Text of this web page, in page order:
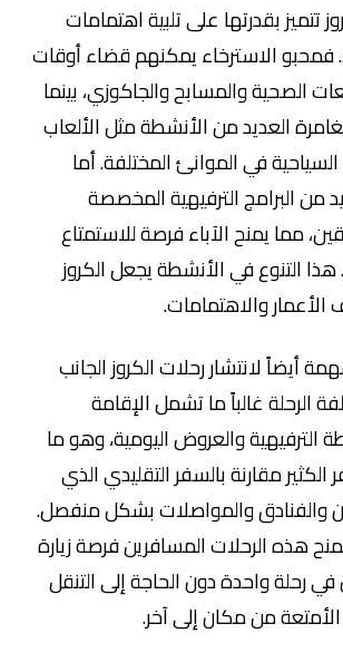
تتميز بقدرتها على تلبية اهتمامات
فمحبو الاسترخاء يمكنهم قضاء أوقات
الصحية والمسابح والجاكوزي، بينما
العديد من الأنشطة مثل الألعاب
السياحية في الموانئ المختلفة. أما
من البرامج الترفيهية المخصصة
مما يمنح الآباء فرصة للاستمتاع
هذا التنوع في الأنشطة يجعل الكروز
الأعمار والاهتمامات.
أيضاً لانتشار رحلات الكروز الجانب
الرحلة غالباً ما تشمل الإقامة
الترفيهية والعروض اليومية، وهو ما
مقارنة بالسفر التقليدي الذي
والفنادق والمواصلات بشكل منفصل.
هذه الرحلات المسافرين فرصة زيارة
رحلة واحدة دون الحاجة إلى التنقل
من مكان إلى آخر.